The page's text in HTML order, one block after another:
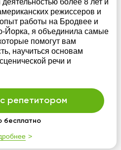
более 8 лет и
режиссеров и
работы на Бродвее и
Йорка, я объединила самые
помогут вам
научиться основам
речи и
с репетитором
бесплатно